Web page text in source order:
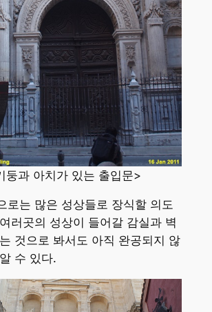
둥과 아치가 있는 출입문>
로는 많은 성상들로 장식할 의도
러곳의 성상이 들어갈 감실과 벽
것으로 봐서도 아직 완공되지 않
수 있다.